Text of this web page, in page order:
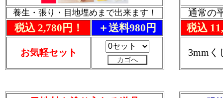
養生・張り・目地埋めまで出来ます！
税込 2,780円！ ＋送料980円
お気軽セット
通常の
税込
3mmく